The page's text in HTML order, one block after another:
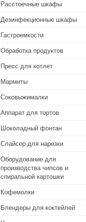
Расстоечные шкафы
Дезинфекционные шкафы
Гастроемкости
Обработка продуктов
Пресс для котлет
Мармиты
Соковыжималки
Аппарат для тортов
Шоколадный фонтан
Слайсер для нарезки
Оборудование для
производства чипсов и
спиральной картошки
Кофемолки
Блендеры для коктейлей